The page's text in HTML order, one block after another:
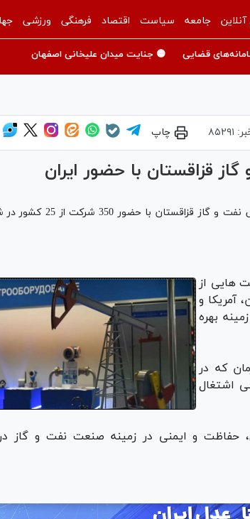
جامعه سیاست اقتصاد فرهنگی ورزشی
قضایی 🟡 جنایت میدان علیخانی اصفهان
۸۵۲۹۱ چاپ
قزاقستان با حضور ایران
خبرگزاری میزان - بیست و سومین نمایشگاه بین المللی نفت و گاز قزاقستان با
هایی از
آمریکا و
بهره
که در
اشتغال
حفاظت و ایمنی در زمینه صنعت نفت و گاز